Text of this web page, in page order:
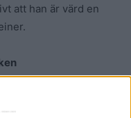
att han är värd en
också inom
som